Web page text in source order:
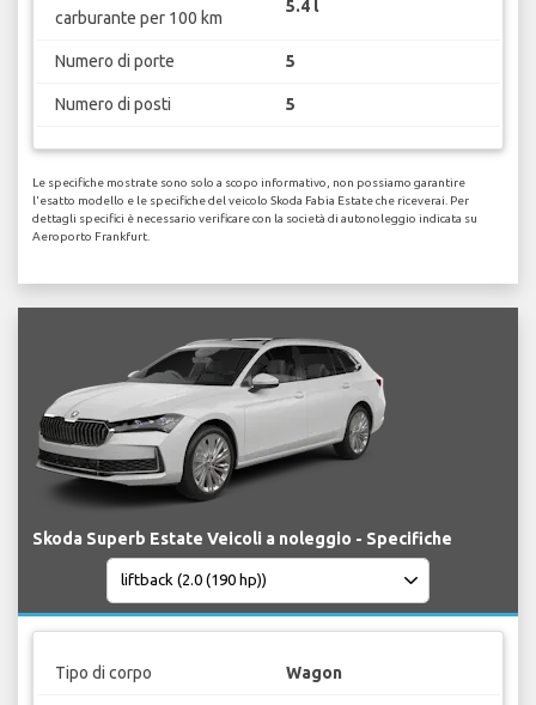
carburante per 100 km
5.4 l
Numero di porte 5
Numero di posti 5
Le specifiche mostrate sono solo a scopo informativo, non possiamo garantire
l'esatto modello e le specifiche del veicolo Skoda Fabia Estate che riceverai. Per
dettagli specifici è necessario verificare con la società di autonoleggio indicata su
Aeroporto Frankfurt.
Skoda Superb Estate Veicoli a noleggio - Specifiche
Tipo di corpo Wagon